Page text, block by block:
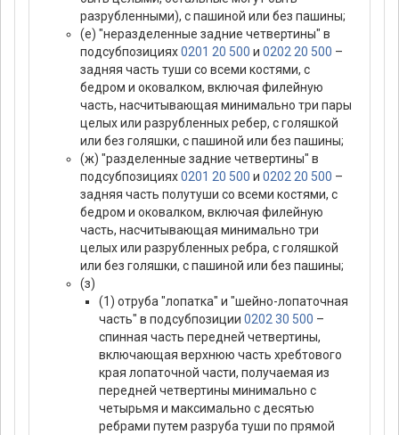
разрубленными), с пашиной или без пашины;
(е) "неразделенные задние четвертины" в
подсубпозициях0201 20 500 и 0202 20 500 –
задняя часть туши со всеми костями, с
бедром и оковалком, включая филейную
часть, насчитывающая минимально три пары
целых или разрубленных ребер, с голяшкой
или без голяшки, с пашиной или без пашины;
(ж) "разделенные задние четвертины" в
подсубпозициях0201 20 500 и 0202 20 500 –
задняя часть полутуши со всеми костями, с
бедром и оковалком, включая филейную
часть, насчитывающая минимально три
целых или разрубленных ребра, с голяшкой
или без голяшки, с пашиной или без пашины;
(з)
(1) отруба "лопатка" и "шейно-лопаточная
часть" в подсубпозиции 0202 30 500 –
спинная часть передней четвертины,
включающая верхнюю часть хребтового
края лопаточной части, получаемая из
передней четвертины минимально с
четырьмя и максимально с десятью
ребрами путем разруба туши по прямой